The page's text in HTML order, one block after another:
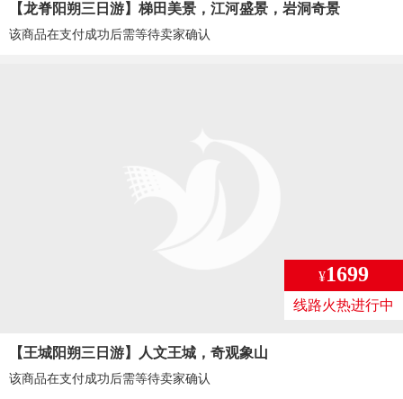
【龙脊阳朔三日游】梯田美景，江河盛景，岩洞奇景
该商品在支付成功后需等待卖家确认
¥1699
线路火热进行中
【王城阳朔三日游】人文王城，奇观象山
该商品在支付成功后需等待卖家确认